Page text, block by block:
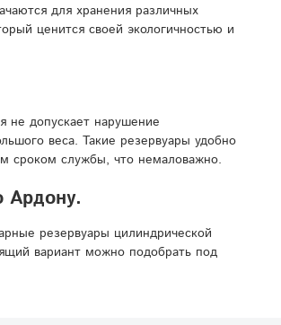
для хранения различных
ценится своей экологичностью и
не допускает нарушение
веса. Такие резервуары удобно
сроком службы, что немаловажно.
Ардону.
резервуары цилиндрической
вариант можно подобрать под